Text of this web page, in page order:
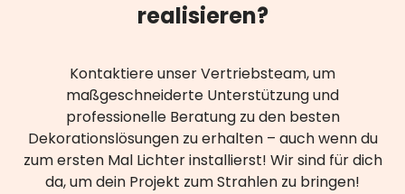
realisieren?
Kontaktiere unser Vertriebsteam, um
maßgeschneiderte Unterstützung und
professionelle Beratung zu den besten
Dekorationslösungen zu erhalten – auch wenn du
zum ersten Mal Lichter installierst! Wir sind für dich
da, um dein Projekt zum Strahlen zu bringen!